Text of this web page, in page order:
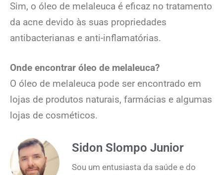
Sim, o óleo de melaleuca é eficaz no tratamento
da acne devido às suas propriedades
antibacterianas e anti-inflamatórias.
Onde encontrar óleo de melaleuca?
O óleo de melaleuca pode ser encontrado em
lojas de produtos naturais, farmácias e algumas
lojas de cosméticos.
Sidon Slompo Junior
Sou um entusiasta da saúde e do